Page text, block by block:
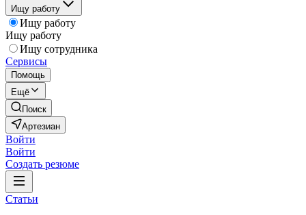
Ищу работу
Ищу работу
Ищу работу
Ищу сотрудника
Сервисы
Помощь
Ещё
Поиск
Артезиан
Войти
Войти
Создать резюме
Статьи